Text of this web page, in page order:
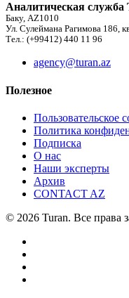
Аналитическая служба
Баку, AZ1010
Ул. Сулеймана Рагимова 186,
Тел.: (+99412) 440 11 96
agency@turan.az
Полезное
Пользовательское
Политика
Подписка
О нас
Наши эксперты
Архив
CONTACT AZ
© 2026 Turan. Все права